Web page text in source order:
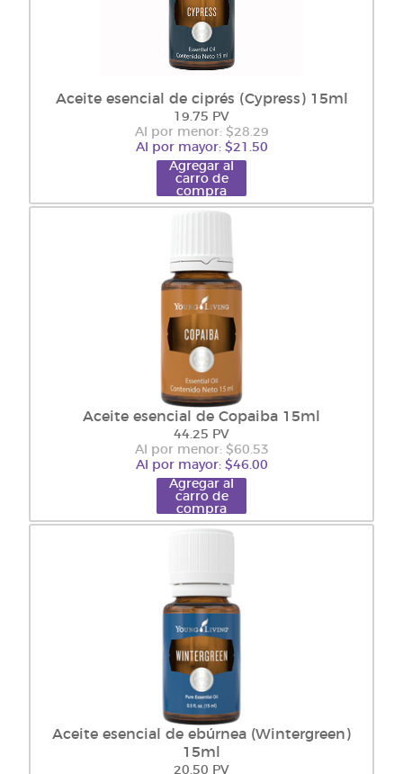
Aceite esencial de ciprés (Cypress) 15ml
19.75 PV
Al por menor: $28.29
Al por mayor: $21.50
Agregar al
carro de
compra
Aceite esencial de Copaiba 15ml
44.25 PV
Al por menor: $60.53
Al por mayor: $46.00
Agregar al
carro de
compra
Aceite esencial de ebúrnea (Wintergreen)
15ml
20.50 PV